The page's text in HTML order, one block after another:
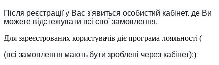
Після реєстрації у Вас з'явиться особистий кабінет, де Ви
можете відстежувати всі свої замовлення.
Для зареєстрованих користувачів діє програма лояльності (
(всі замовлення мають бути зроблені через кабінет):):